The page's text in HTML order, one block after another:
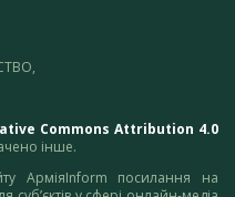
Commons Attribution 4.0
інше.
АрміяInform посилання на